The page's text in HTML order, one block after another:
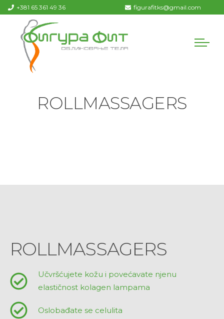
+381 65 361 49 36 figurafitks@gmail.com
ROLLMASSAGERS
ROLLMASSAGERS
Učvršćujete kožu i povećavate njenu
elastičnost kolagen lampama
Oslobađate se celulita